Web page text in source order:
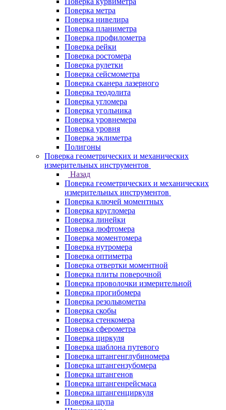
Поверка метра
Поверка нивелира
Поверка планиметра
Поверка профилометра
Поверка рейки
Поверка ростомера
Поверка рулетки
Поверка сейсмометра
Поверка сканера лазерного
Поверка теодолита
Поверка угломера
Поверка угольника
Поверка уровнемера
Поверка уровня
Поверка эклиметра
Полигоны
Поверка геометрических и механических
измерительных инструментов
Назад
Поверка геометрических и механических
измерительных инструментов
Поверка ключей моментных
Поверка кругломера
Поверка линейки
Поверка люфтомера
Поверка моментомера
Поверка нутромера
Поверка оптиметра
Поверка отвертки моментной
Поверка плиты поверочной
Поверка проволочки измерительной
Поверка прогибомера
Поверка резольвометра
Поверка скобы
Поверка стенкомера
Поверка сферометра
Поверка циркуля
Поверка шаблона путевого
Поверка штангенглубиномера
Поверка штангензубомера
Поверка штангенов
Поверка штангенрейсмаса
Поверка штангенциркуля
Поверка щупа